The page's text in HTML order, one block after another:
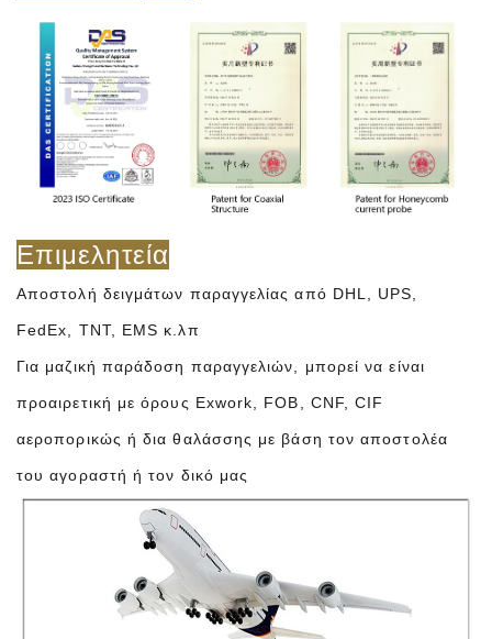
Επιμελητεία
Αποστολή δειγμάτων παραγγελίας από DHL, UPS,
FedEx, TNT, EMS κ.λπ
Για μαζική παράδοση παραγγελιών, μπορεί να είναι
προαιρετική με όρους Exwork, FOB, CNF, CIF
αεροπορικώς ή δια θαλάσσης με βάση τον αποστολέα
του αγοραστή ή τον δικό μας